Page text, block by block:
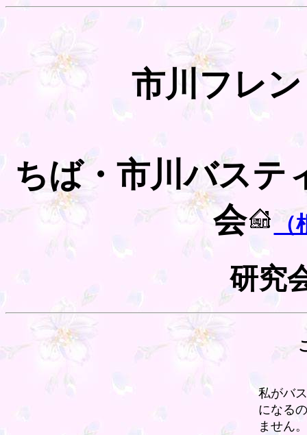
市川フレ
ちば・市川バステ
会
研究
私がバ
になる
ません。